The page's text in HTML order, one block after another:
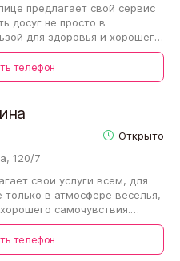
предлагает свой сервис
досуг не просто в
для здоровья и хорошего
телефон
Открыто
120/7
свои услуги всем, для
только в атмосфере веселья,
самочувствия.
телефон